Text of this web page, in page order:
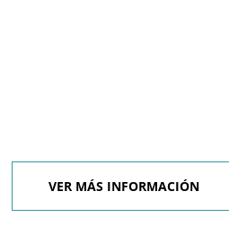
VER MÁS INFORMACIÓN